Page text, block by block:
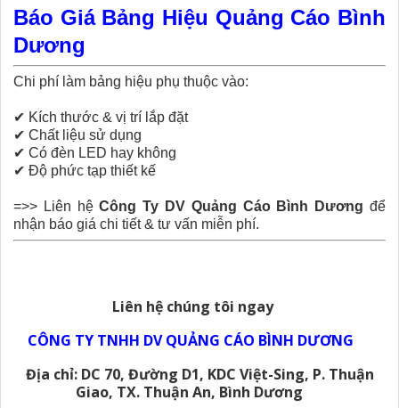
Báo Giá Bảng Hiệu Quảng Cáo Bình
Dương
Chi phí làm bảng hiệu phụ thuộc vào:
✔ Kích thước & vị trí lắp đặt
✔ Chất liệu sử dụng
✔ Có đèn LED hay không
✔ Độ phức tạp thiết kế
=>> Liên hệCông Ty DV Quảng Cáo Bình Dương để
nhận báo giá chi tiết & tư vấn miễn phí.
Liên hệ chúng tôi ngay
CÔNG TY TNHH DV QUẢNG CÁO BÌNH DƯƠNG
Địa chỉ: DC 70, Đường D1, KDC Việt-Sing, P. Thuận
Giao, TX. Thuận An, Bình Dương